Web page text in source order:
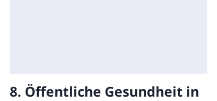
8. Öffentliche Gesundheit in